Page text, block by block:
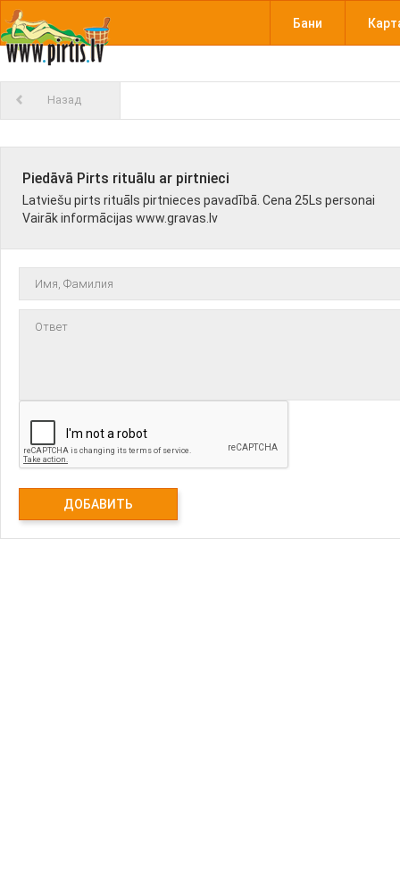
Бани
Назад
Piedāvā Pirts rituālu ar pirtnieci
Latviešu pirts rituāls pirtnieces pavadībā. Cena 25Ls personai
Vairāk informācijas www.gravas.lv